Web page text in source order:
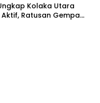
Kolaka Utara
Aktif, Ratusan Gempa